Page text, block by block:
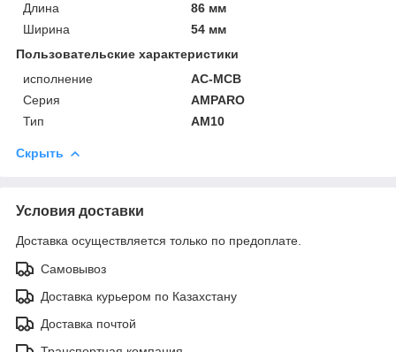
Длина
86 мм
Ширина
54 мм
Пользовательские характеристики
исполнение
AC-MCB
Серия
AMPARO
Тип
AM10
Скрыть
Условия доставки
Доставка осуществляется только по предоплате.
Самовывоз
Доставка курьером по Казахстану
Доставка почтой